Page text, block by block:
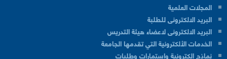
المجلات العلمية
البريد الالكترونى للطلبة
البريد الالكترونى لاعضاء هيئة التدريس
الخدمات الألكترونية التي تقدمها الجامعة
نماذج الكترونية واستمارات وطلبات